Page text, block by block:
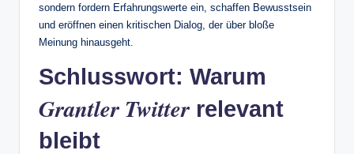
sondern fordern Erfahrungswerte ein, schaffen Bewusstsein
und eröffnen einen kritischen Dialog, der über bloße
Meinung hinausgeht.
Schlusswort: Warum
Grantler Twitter relevant
bleibt